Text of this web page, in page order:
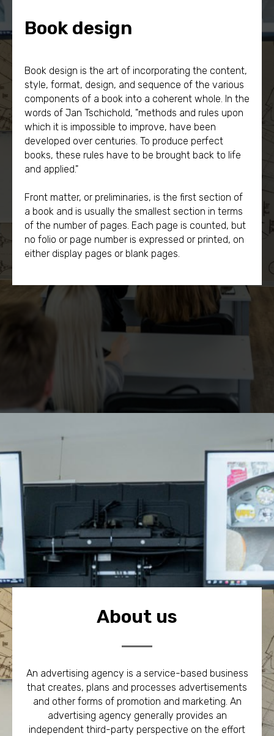
Book design
Book design is the art of incorporating the content,
style, format, design, and sequence of the various
components of a book into a coherent whole. In the
words of Jan Tschichold, "methods and rules upon
which it is impossible to improve, have been
developed over centuries. To produce perfect
books, these rules have to be brought back to life
and applied."
Front matter, or preliminaries, is the first section of
a book and is usually the smallest section in terms
of the number of pages. Each page is counted, but
no folio or page number is expressed or printed, on
either display pages or blank pages.
About us
An advertising agency is a service-based business
that creates, plans and processes advertisements
and other forms of promotion and marketing. An
advertising agency generally provides an
independent third-party perspective on the effort